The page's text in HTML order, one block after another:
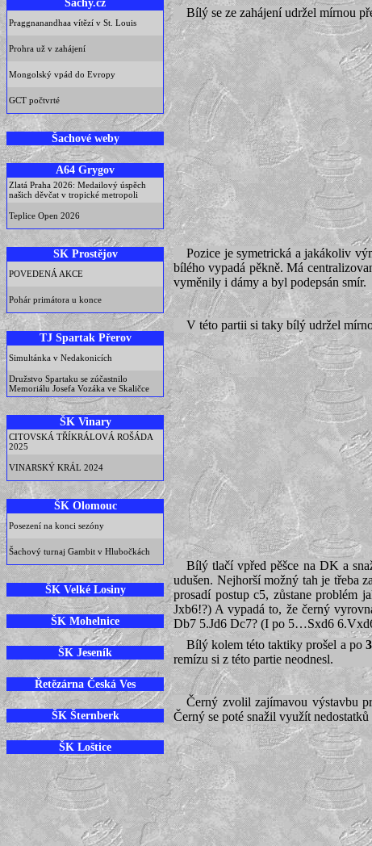
Praggnanandhaa vítězí v St. Louis
Prohra už v zahájení
Mongolský vpád do Evropy
GCT počtvrté
Šachové weby
A64 Grygov
Zlatá Praha 2026: Medailový úspěch
našich děvčat v tropické metropoli
Teplice Open 2026
SK Prostějov
POVEDENÁ AKCE
Pohár primátora u konce
TJ Spartak Přerov
Simultánka v Nedakonicích
Družstvo Spartaku se zúčastnilo
Memoriálu Josefa Vozáka ve Skaličce
ŠK Vinary
CITOVSKÁ TŘÍKRÁLOVÁ ROŠÁDA
2025
VINARSKÝ KRÁL 2024
ŠK Olomouc
Posezení na konci sezóny
Šachový turnaj Gambit v Hlubočkách
ŠK Velké Losiny
ŠK Mohelnice
ŠK Jeseník
Řetězárna Česká Ves
ŠK Šternberk
ŠK Loštice
Bílý se ze zahájení udržel mírnou
Pozice je symetrická a jakákoliv
bílého vypadá pěkně. Má
vyměnily i dámy a byl podepsán smír.
V této partii si taky bílý udržel
Bílý tlačí vpřed pěšce na DK a
udušen. Nejhorší možný tah je třeba
prosadí postup c5, zůstane problém
Jxb6!?) A vypadá to, že černý
Db7 5.Jd6 Dc7? (I po 5…Sxd6
Bílý kolem této taktiky prošel a po
remízu si z této partie neodnesl.
Černý zvolil zajímavou výstavbu
Černý se poté snažil využít